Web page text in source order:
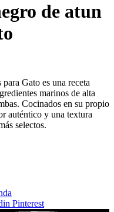
de atun
Gato es una receta
marinos de alta
Cocinados en su propio
auténtico y una textura
selectos.
Pinterest